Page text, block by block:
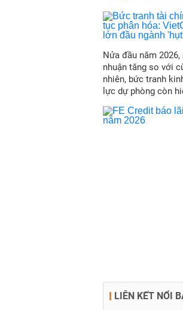
Nửa đầu năm
nhuận tăng so với
nhiên, bức tranh
lực dự phòng còn
LIÊN KẾT NỔI